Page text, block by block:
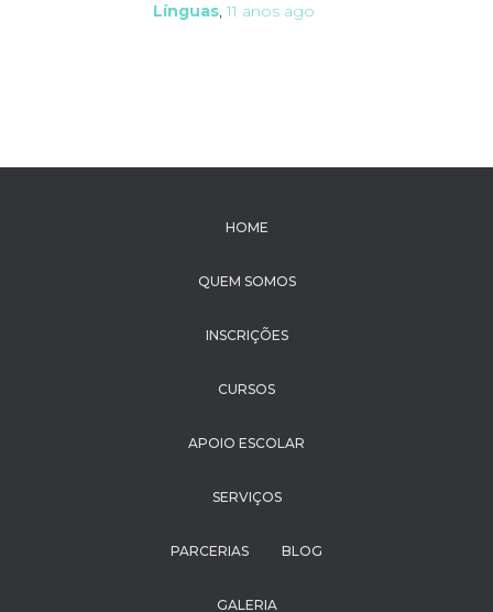
Línguas,11 anos ago
HOME
QUEM SOMOS
INSCRIÇÕES
CURSOS
APOIO ESCOLAR
SERVIÇOS
PARCERIAS BLOG
GALERIA